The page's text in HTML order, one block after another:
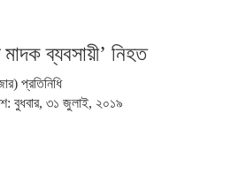
ব্যবসায়ী’ নিহত
প্রতিনিধি
বুধবার, ৩১ জুলাই, ২০১৯